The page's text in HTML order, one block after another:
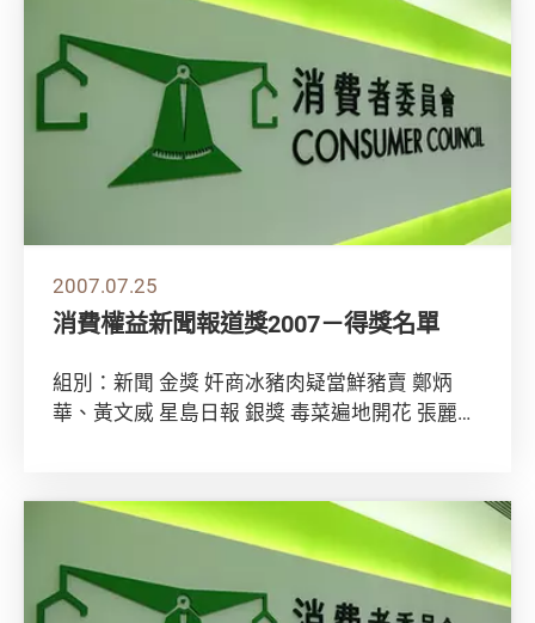
2007.07.25
消費權益新聞報道獎2007－得獎名單
組別：新聞 金獎 奸商冰豬肉疑當鮮豬賣 鄭炳
華、黃文威 星島日報 銀獎 毒菜遍地開花 張麗